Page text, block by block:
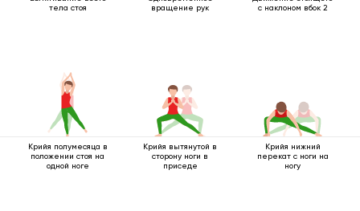
тела стоя
вращение рук
с наклоном вбок 2
Крийя полумесяца в
положении стоя на
одной ноге
Крийя вытянутой в
сторону ноги в
приседе
Крийя нижний
перекат с ноги на
ногу